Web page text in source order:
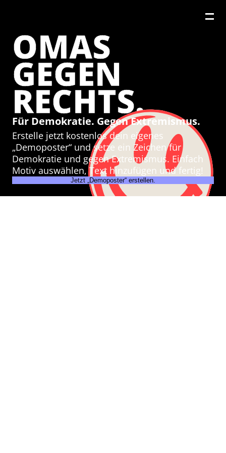
OMAS
GEGEN
RECHTS.
Für Demokratie. Gegen Extremismus.
Erstelle jetzt kostenlos dein eigenes
„Demoposter“ und setze ein Zeichen für
Demokratie und gegen Extremismus. Einfach
Motiv auswählen, Text hinzufügen und fertig!
Jetzt „Demoposter“ erstellen.